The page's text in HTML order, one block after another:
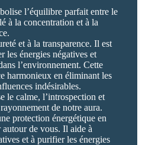
l’équilibre parfait entre le
à la concentration et à la
et à la transparence. Il est
les énergies négatives et
l’environnement. Cette
harmonieux en éliminant les
indésirables.
le calme, l’introspection et
de notre aura.
protection énergétique en
de vous. Il aide à
et à purifier les énergies